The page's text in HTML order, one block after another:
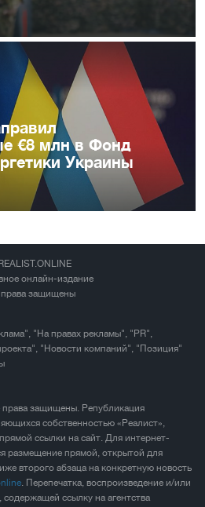
€8 млн в Фонд
Украины
онлайн-издание
права защищены
"На правах рекламы", "PR",
"Новости компаний", "Позиция"
права защищены. Републикация
собственностью «Реалист»,
ссылки на сайт. Для интернет-
размещение прямой, открытой для
второго абзаца на конкретную новость
. Перепечатка, воспроизведение и/или
ссылку на агентства